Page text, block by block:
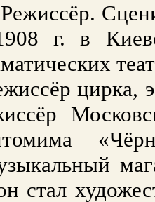
г. в
цирка,
стал